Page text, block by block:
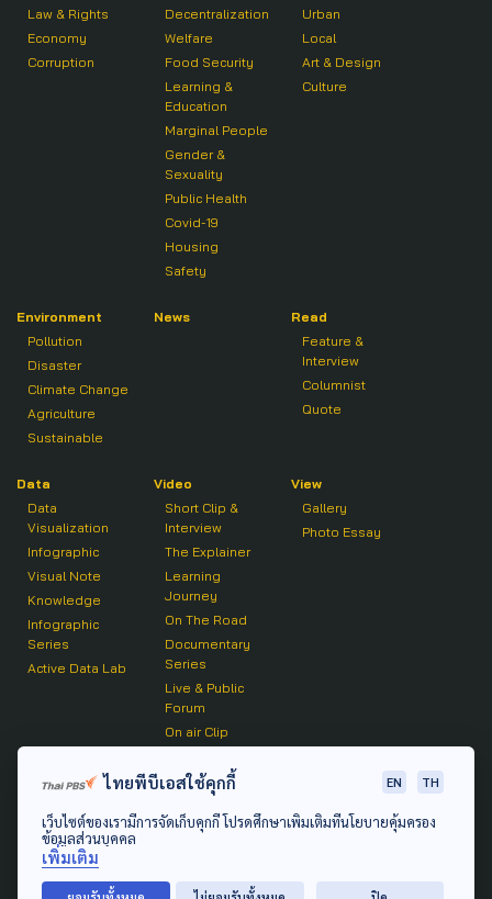
Law & Rights
Economy
Corruption
Decentralization
Welfare
Food Security
Learning &
Education
Marginal People
Gender &
Sexuality
Public Health
Covid-19
Housing
Safety
Urban
Local
Art & Design
Culture
Environment
Pollution
Disaster
Climate Change
Agriculture
Sustainable
News
Read
Feature &
Interview
Columnist
Quote
Data
Data
Visualization
Infographic
Visual Note
Knowledge
Infographic
Series
Active Data Lab
Video
Short Clip &
Interview
The Explainer
Learning
Journey
On The Road
Documentary
Series
Live & Public
Forum
On air Clip
View
Gallery
Photo Essay
Podcast
Active Talk
ไทยพีบีเอสใช้คุกกี้ EN TH
เว็บไซต์ของเรามีการจัดเก็บคุกกี้ โปรดศึกษาเพิ่มเติมที่นโยบายคุ้มครอง
ข้อมูลส่วนบุคคล
เพิ่มเติม